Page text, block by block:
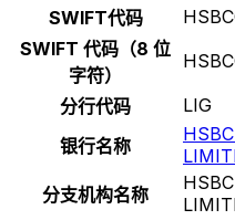
SWIFT代码
SWIFT 代码（8 位
字符）
分行代码
LIG
银行名称
分支机构名称